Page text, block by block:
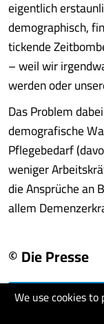
We use cookies
eigentlich
demographisch,
tickende
– weil wir
werden oder
Das Problem
demografische
Pflegebedarf
weniger
die Ansprüche an
allem
© Die Presse